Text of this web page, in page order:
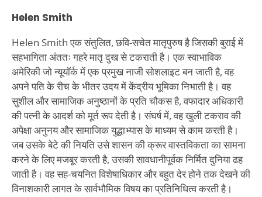
Helen Smith
Helen Smith एक संतुलित, छवि-सचेत मातृपुरुष है जिसकी बुराई में
सहभागिता अंततः गहरे मातृ दुख से टकराती है। एक स्वाभाविक
अमेरिकी जो न्यूयॉर्क में एक प्रमुख नाजी सोशलाइट बन जाती है, वह
अपने पति के रीच के भीतर उदय में केंद्रीय भूमिका निभाती है। वह
सुशील और सामाजिक अनुष्ठानों के प्रति चौकस है, वफादार अधिकारी
की पत्नी के आदर्श को मूर्त रूप देती है। संघर्ष में, वह खुली टकराव की
अपेक्षा अनुनय और सामाजिक युद्धाभ्यास के माध्यम से काम करती है।
जब उसके बेटे की नियति उसे शासन की क्रूर वास्तविकता का सामना
करने के लिए मजबूर करती है, उसकी सावधानीपूर्वक निर्मित दुनिया ढह
जाती है। वह सह-चयनित विशेषाधिकार और बहुत देर होने तक देखने की
विनाशकारी लागत के सार्वभौमिक विषय का प्रतिनिधित्व करती है।